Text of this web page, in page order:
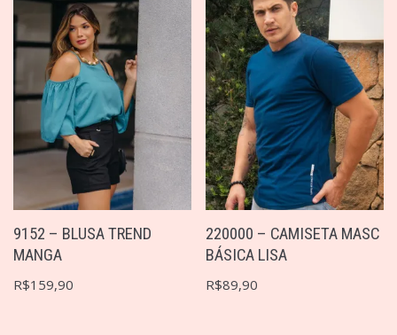
9152 – BLUSA TREND
MANGA
R$159,90
220000 – CAMISETA MASC
BÁSICA LISA
R$89,90